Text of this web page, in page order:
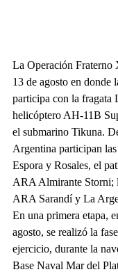
La Operación
13 de agosto en donde
participa con la fragata
helicóptero AH-11B
el submarino Tikuna.
Argentina participan
Espora y Rosales, el
ARA Almirante Storni;
ARA Sarandí y La
En una primera etapa,
agosto, se realizó la
ejercicio, durante la
Base Naval Mar del